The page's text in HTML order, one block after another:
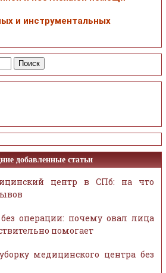
и инструментальных
добавленные статьи
центр в СПб: на что
операции: почему овал лица
помогает
медицинского центра без